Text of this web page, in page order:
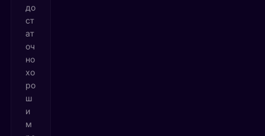
до
ст
ат
оч
но
хо
ро
ш
и
м